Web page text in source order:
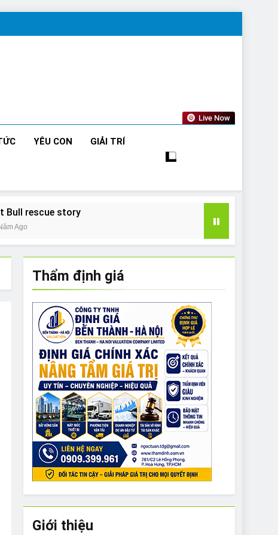
Live Now
YÊU CON GIẢI TRÍ
Bull rescue story
Ago
to What Bulldogs Can (and can’t) Eat
Run Long Distances?
Do I Need to Groom My Bulldog
Thẩm định giá
Giới thiệu